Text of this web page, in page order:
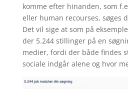
komme efter hinanden, som
eller human recourses, søges
Det vil sige at som på
der 5.244 stillinger på en
medier, fordi der både findes
sociale indgår alene og hvor